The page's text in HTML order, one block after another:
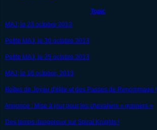
Topic
MAJ, le 23 octobre 2013
Petite MAJ, le 30 octobre 2013
Petite MAJ, le 25 octobre 2013
MAJ, le 16 octobre, 2013
Boîtes de Joyau d'élite et des Passes de Renommage !
Annonce : Mise à jour pour les chevaliers « gunners »
Des temps dangereux sur Spiral Knights !